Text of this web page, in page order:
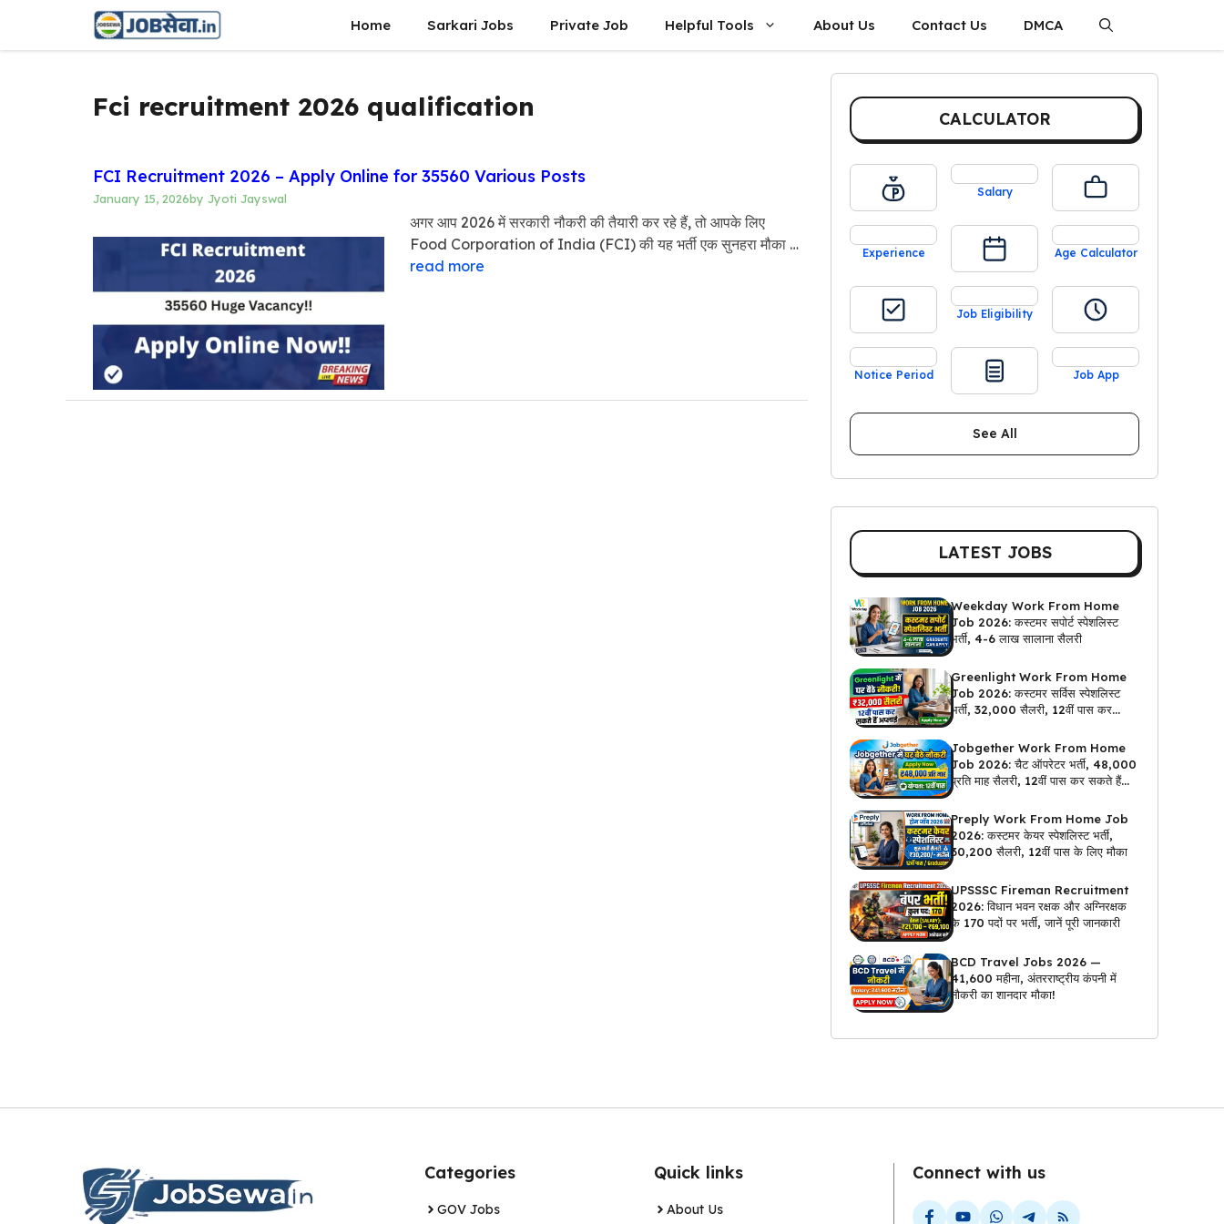
content
Home Sarkari Jobs Private Job Helpful Tools About Us Contact Us DMCA
Fci recruitment 2026 qualification
FCI Recruitment 2026 – Apply Online for 35560 Various Posts
January 15, 2026by Jyoti Jayswal
अगर आप 2026 में सरकारी नौकरी की तैयारी कर रहे हैं, तो आपके लिए
Food Corporation of India (FCI) की यह भर्ती एक सुनहरा मौका …
read more
CALCULATOR
Salary
Experience Age Calculator
Job Eligibility
Notice Period Job App
See All
LATEST JOBS
Weekday Work From Home
Job 2026: कस्टमर सपोर्ट स्पेशलिस्ट
भर्ती, 4-6 लाख सालाना सैलरी
Greenlight Work From Home
Job 2026: कस्टमर सर्विस स्पेशलिस्ट
भर्ती, ₹32,000 सैलरी, 12वीं पास कर
सकते हैं अप्लाई
Jobgether Work From Home
Job 2026: चैट ऑपरेटर भर्ती, ₹48,000
प्रति माह सैलरी, 12वीं पास कर सकते हैं
अप्लाई
Preply Work From Home Job
2026: कस्टमर केयर स्पेशलिस्ट भर्ती,
₹30,200 सैलरी, 12वीं पास के लिए मौका
UPSSSC Fireman Recruitment
2026: विधान भवन रक्षक और अग्निरक्षक
के 170 पदों पर भर्ती, जानें पूरी जानकारी
BCD Travel Jobs 2026 —
₹41,600 महीना, अंतरराष्ट्रीय कंपनी में
नौकरी का शानदार मौका!
Categories
GOV Jobs
Quick links
About Us
Connect with us